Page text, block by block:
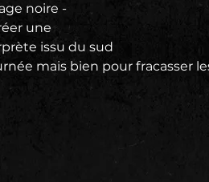
noire -
une
issu du sud
mais bien pour fracasser